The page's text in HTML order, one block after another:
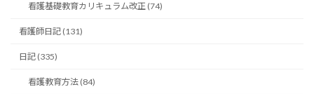
看護基礎教育カリキュラム改正 (74)
看護師日記 (131)
日記 (335)
看護教育方法 (84)